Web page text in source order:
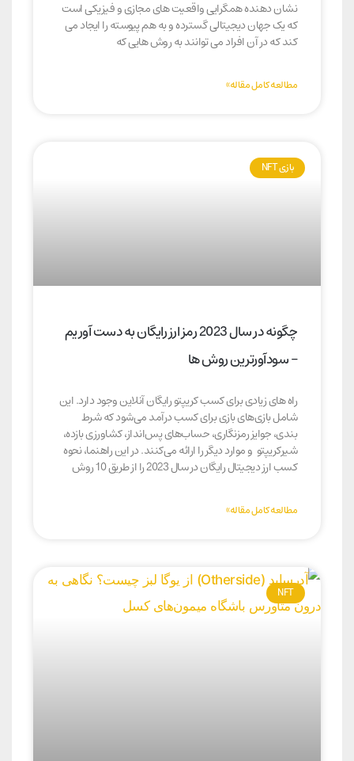
نشان دهنده همگرایی واقعیت های مجازی و فیزیکی است
که یک جهان دیجیتالی گسترده و به هم پیوسته را ایجاد می
کند که در آن افراد می توانند به روش هایی که
مطالعه کامل مقاله»
بازی NFT
چگونه در سال 2023 رمز ارز رایگان به دست آوریم
– سودآورترین روش ها
راه های زیادی برای کسب کریپتو رایگان آنلاین وجود دارد. این
شامل بازی‌های بازی برای کسب درآمد می‌شود که شرط
بندی، جوایز رمزنگاری، حساب‌های پس‌انداز، کشاورزی بازده،
شیرکریپتو و موارد دیگر را ارائه می‌کنند. در این راهنما، نحوه
کسب ارز دیجیتال رایگان در سال 2023 را از طریق 10 روش
مطالعه کامل مقاله»
NFT